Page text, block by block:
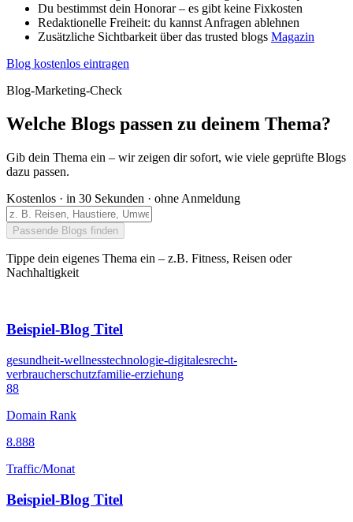
Du bestimmst dein Honorar – es gibt keine Fixkosten
Redaktionelle Freiheit: du kannst Anfragen ablehnen
Zusätzliche Sichtbarkeit über das trusted blogs Magazin
Blog kostenlos eintragen
Blog-Marketing-Check
Welche Blogs passen zu deinem Thema?
Gib dein Thema ein – wir zeigen dir sofort, wie viele geprüfte Blogs
dazu passen.
Kostenlos · in 30 Sekunden · ohne Anmeldung
Passende Blogs finden
Tippe dein eigenes Thema ein – z.B. Fitness, Reisen oder
Nachhaltigkeit
Beispiel-Blog Titel
gesundheit-wellnesstechnologie-digitalesrecht-
verbraucherschutzfamilie-erziehung
88
Domain Rank
8.888
Traffic/Monat
Beispiel-Blog Titel